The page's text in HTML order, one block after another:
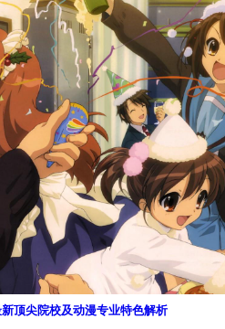
顶尖院校及动漫专业特色解析